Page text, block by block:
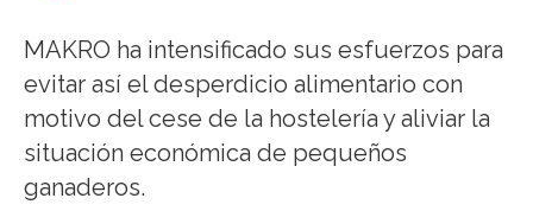
MAKRO ha intensificado sus esfuerzos para
evitar así el desperdicio alimentario con
motivo del cese de la hostelería y aliviar la
situación económica de pequeños
ganaderos.